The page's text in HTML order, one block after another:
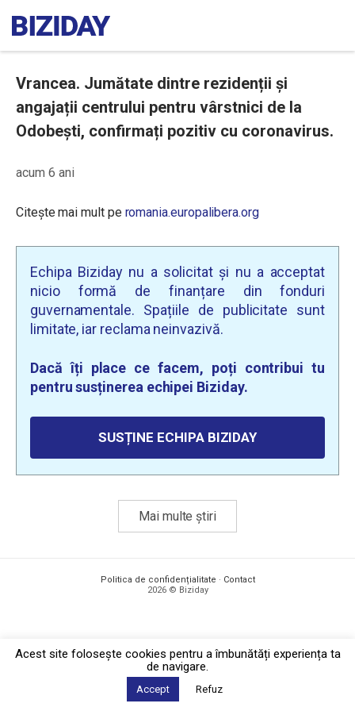
Vrancea. Jumătate dintre rezidenții și
angajații centrului pentru vârstnici de la
Odobești, confirmați pozitiv cu coronavirus.
acum 6 ani
Citește mai mult pe romania.europalibera.org
Echipa Biziday nu a solicitat și nu a acceptat
nicio formă de finanțare din fonduri
guvernamentale. Spațiile de publicitate sunt
limitate, iar reclama neinvazivă.
Dacă îți place ce facem, poți contribui tu
pentru susținerea echipei Biziday.
SUSȚINE ECHIPA BIZIDAY
Mai multe știri
Politica de confidențialitate · Contact
2026 © Biziday
Acest site foloseşte cookies pentru a îmbunătăți experiența ta
de navigare.
Accept Refuz